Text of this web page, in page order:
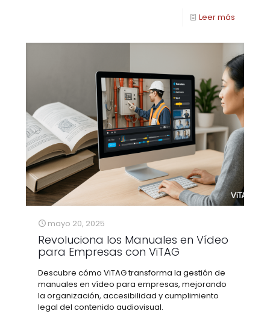
Leer más
mayo 20, 2025
Revoluciona los Manuales en Vídeo
para Empresas con ViTAG
Descubre cómo ViTAG transforma la gestión de
manuales en vídeo para empresas, mejorando
la organización, accesibilidad y cumplimiento
legal del contenido audiovisual.